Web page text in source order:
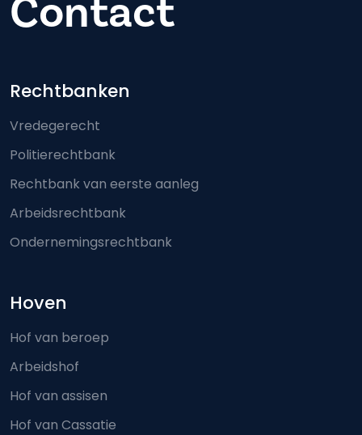
Contact
Footer-menu
Rechtbanken
Vredegerecht
Politierechtbank
Rechtbank van eerste aanleg
Arbeidsrechtbank
Ondernemingsrechtbank
Hoven
Hof van beroep
Arbeidshof
Hof van assisen
Hof van Cassatie